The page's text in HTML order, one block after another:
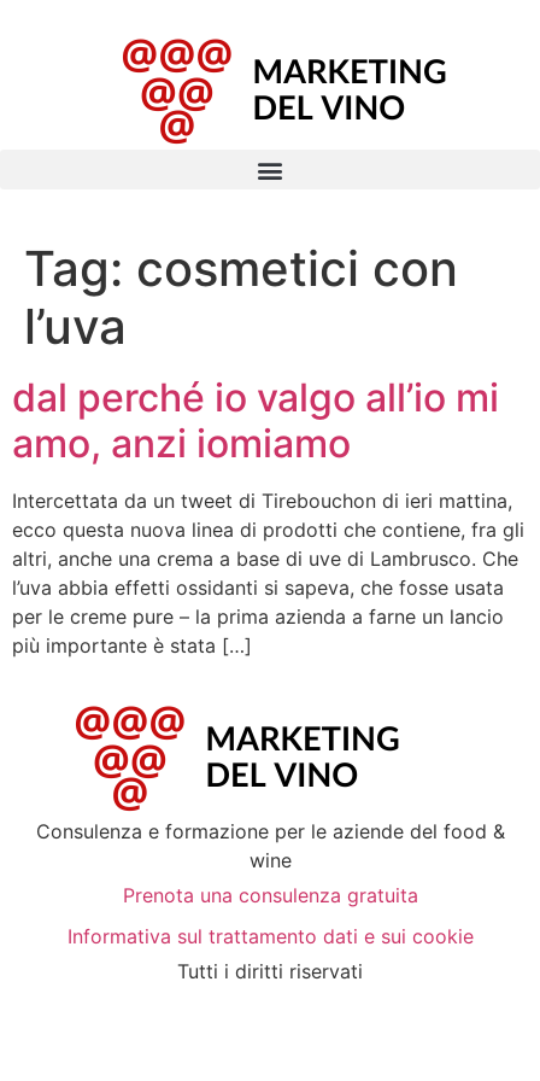
Tag: cosmetici con
l’uva
dal perché io valgo all’io mi
amo, anzi iomiamo
Intercettata da un tweet di Tirebouchon di ieri mattina,
ecco questa nuova linea di prodotti che contiene, fra gli
altri, anche una crema a base di uve di Lambrusco. Che
l’uva abbia effetti ossidanti si sapeva, che fosse usata
per le creme pure – la prima azienda a farne un lancio
più importante è stata […]
Consulenza e formazione per le aziende del food &
wine
Prenota una consulenza gratuita
Informativa sul trattamento dati e sui cookie
Tutti i diritti riservati